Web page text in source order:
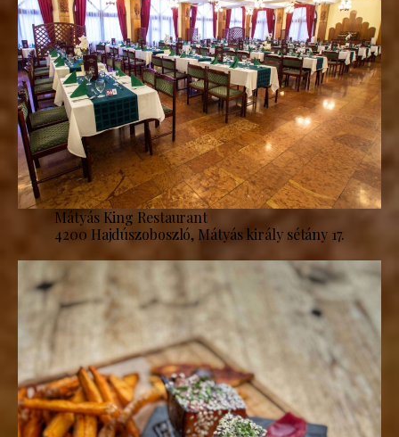
Mátyás King Restaurant
4200 Hajdúszoboszló, Mátyás király sétány 17.